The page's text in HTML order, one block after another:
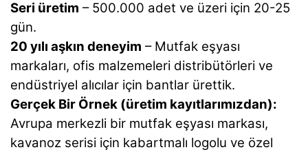
Seri üretim – 500.000 adet ve üzeri için 20-25
gün.
20 yılı aşkın deneyim – Mutfak eşyası
markaları, ofis malzemeleri distribütörleri ve
endüstriyel alıcılar için bantlar ürettik.
Gerçek Bir Örnek (üretim kayıtlarımızdan):
Avrupa merkezli bir mutfak eşyası markası,
kavanoz serisi için kabartmalı logolu ve özel